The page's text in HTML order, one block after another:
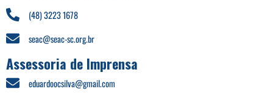
(48) 3223 1678
seac@seac-sc.org.br
Assessoria de Imprensa
eduardoocsilva@gmail.com